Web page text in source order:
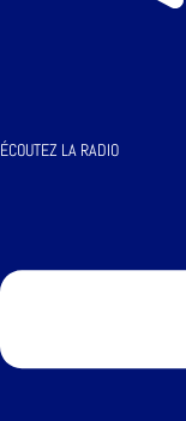
ÉCOUTEZ LA RADIO